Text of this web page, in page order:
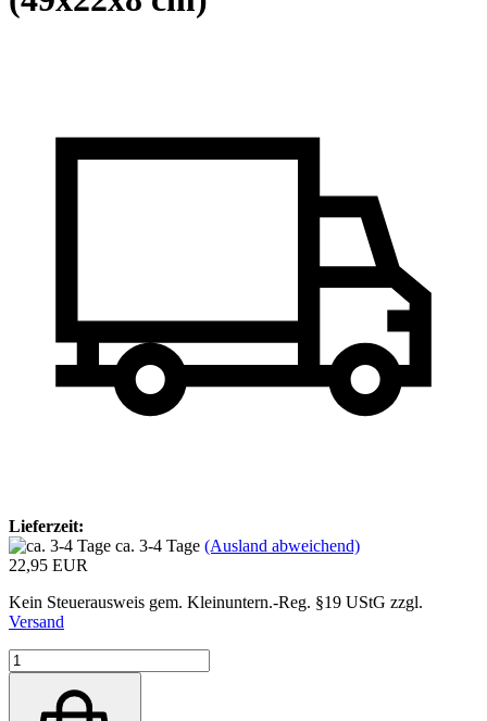
Lieferzeit:
ca. 3-4 Tage (Ausland abweichend)
22,95 EUR
Kein Steuerausweis gem. Kleinuntern.-Reg. §19 UStG zzgl.
Versand